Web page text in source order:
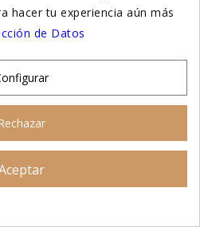
cisapridaestimulan
colon.
el tránsito
muy lento o existe
personalizado
hacer tu experiencia aún más
de Datos